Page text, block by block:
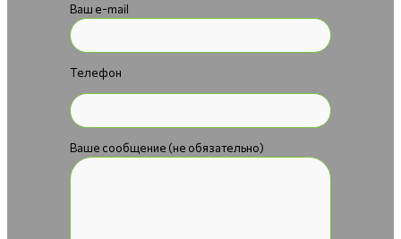
Ваш e-mail
Телефон
Ваше сообщение (не обязательно)